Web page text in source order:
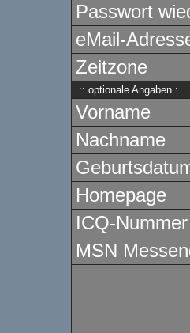
Passwort
eMail-
Zeitzone
:: optionale Angaben :.
Vorname
Nachname
Homepage
ICQ-Nummer
MSN